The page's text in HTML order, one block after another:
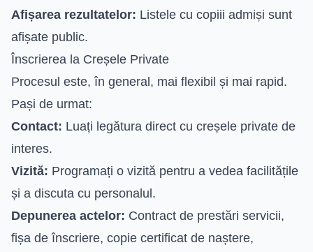
Afișarea rezultatelor: Listele cu copiii admiși sunt
afișate public.
Înscrierea la Creșele Private
Procesul este, în general, mai flexibil și mai rapid.
Pași de urmat:
Contact: Luați legătura direct cu creșele private de
interes.
Vizită: Programați o vizită pentru a vedea facilitățile
și a discuta cu personalul.
Depunerea actelor: Contract de prestări servicii,
fișa de înscriere, copie certificat de naștere,